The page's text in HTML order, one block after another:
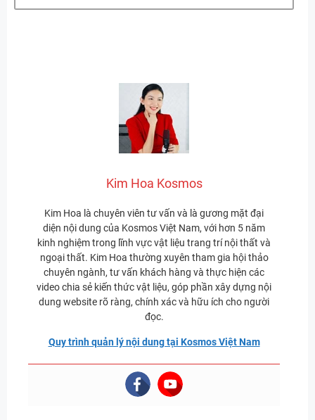
Kim Hoa Kosmos
Kim Hoa là chuyên viên tư vấn và là gương mặt đại
diện nội dung của Kosmos Việt Nam, với hơn 5 năm
kinh nghiệm trong lĩnh vực vật liệu trang trí nội thất và
ngoại thất. Kim Hoa thường xuyên tham gia hội thảo
chuyên ngành, tư vấn khách hàng và thực hiện các
video chia sẻ kiến thức vật liệu, góp phần xây dựng nội
dung website rõ ràng, chính xác và hữu ích cho người
đọc.
Quy trình quản lý nội dung tại Kosmos Việt Nam